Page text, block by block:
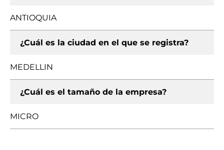
ANTIOQUIA
¿Cuál es la ciudad en el que se registra?
MEDELLIN
¿Cuál es el tamaño de la empresa?
MICRO